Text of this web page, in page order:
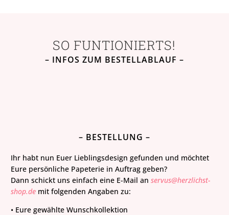
SO FUNTIONIERTS!
– INFOS ZUM BESTELLABLAUF –
– BESTELLUNG –
Ihr habt nun Euer Lieblingsdesign gefunden und möchtet
Eure persönliche Papeterie in Auftrag geben?
Dann schickt uns einfach eine E-Mail anservus@herzlichst-
shop.de mit folgenden Angaben zu:
• Eure gewählte Wunschkollektion